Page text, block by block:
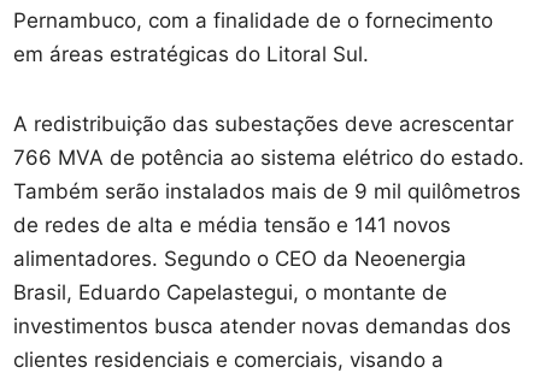
Pernambuco, com a finalidade de o fornecimento
em áreas estratégicas do Litoral Sul.
A redistribuição das subestações deve acrescentar
766 MVA de potência ao sistema elétrico do estado.
Também serão instalados mais de 9 mil quilômetros
de redes de alta e média tensão e 141 novos
alimentadores. Segundo o CEO da Neoenergia
Brasil, Eduardo Capelastegui, o montante de
investimentos busca atender novas demandas dos
clientes residenciais e comerciais, visando a